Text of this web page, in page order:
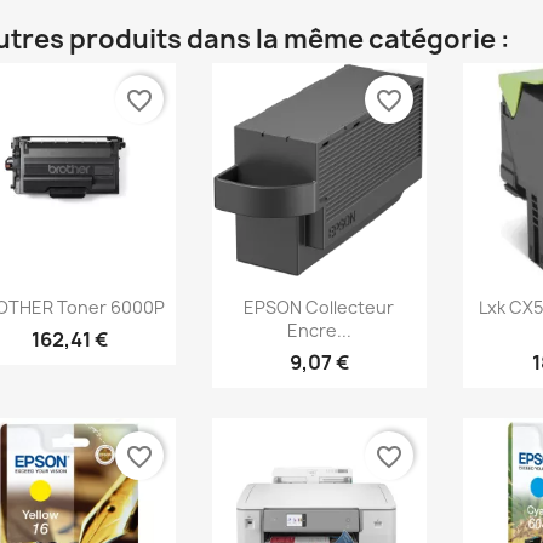
produits dans la même catégorie :
Aperçu rapide
Toner 6000P
162,41 €
favorite_border
Aperçu rapide
EPSON Collecteur
Encre...
9,07 €
favorite_border

Lxk
favorite_border favorite_border